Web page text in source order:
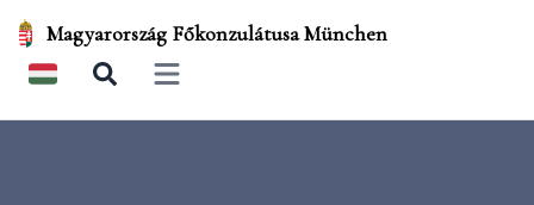
Magyarország Főkonzulátusa München
Open main menu